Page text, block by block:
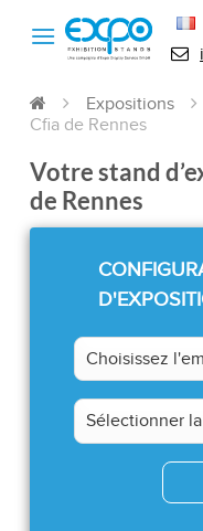
Expositions
Cfia de Rennes
Votre stand
de Rennes